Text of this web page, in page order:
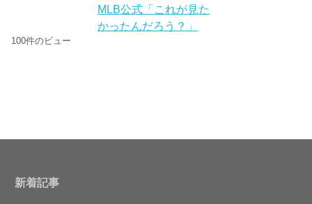
MLB公式「これが見た
かったんだろう？」
100件のビュー
新着記事